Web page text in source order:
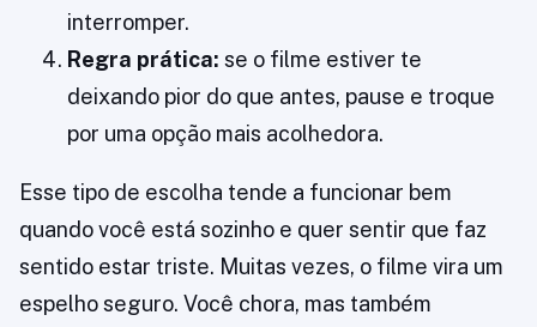
interromper.
Regra prática: se o filme estiver te
deixando pior do que antes, pause e troque
por uma opção mais acolhedora.
Esse tipo de escolha tende a funcionar bem
quando você está sozinho e quer sentir que faz
sentido estar triste. Muitas vezes, o filme vira um
espelho seguro. Você chora, mas também